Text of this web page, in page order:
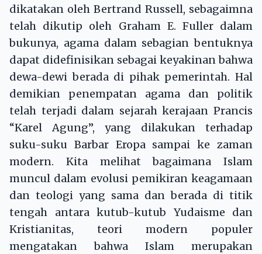
dikatakan oleh Bertrand Russell, sebagaimna
telah dikutip oleh Graham E. Fuller dalam
bukunya, agama dalam sebagian bentuknya
dapat didefinisikan sebagai keyakinan bahwa
dewa-dewi berada di pihak pemerintah. Hal
demikian penempatan agama dan politik
telah terjadi dalam sejarah kerajaan Prancis
“Karel Agung”, yang dilakukan terhadap
suku-suku Barbar Eropa sampai ke zaman
modern. Kita melihat bagaimana Islam
muncul dalam evolusi pemikiran keagamaan
dan teologi yang sama dan berada di titik
tengah antara kutub-kutub Yudaisme dan
Kristianitas, teori modern populer
mengatakan bahwa Islam merupakan